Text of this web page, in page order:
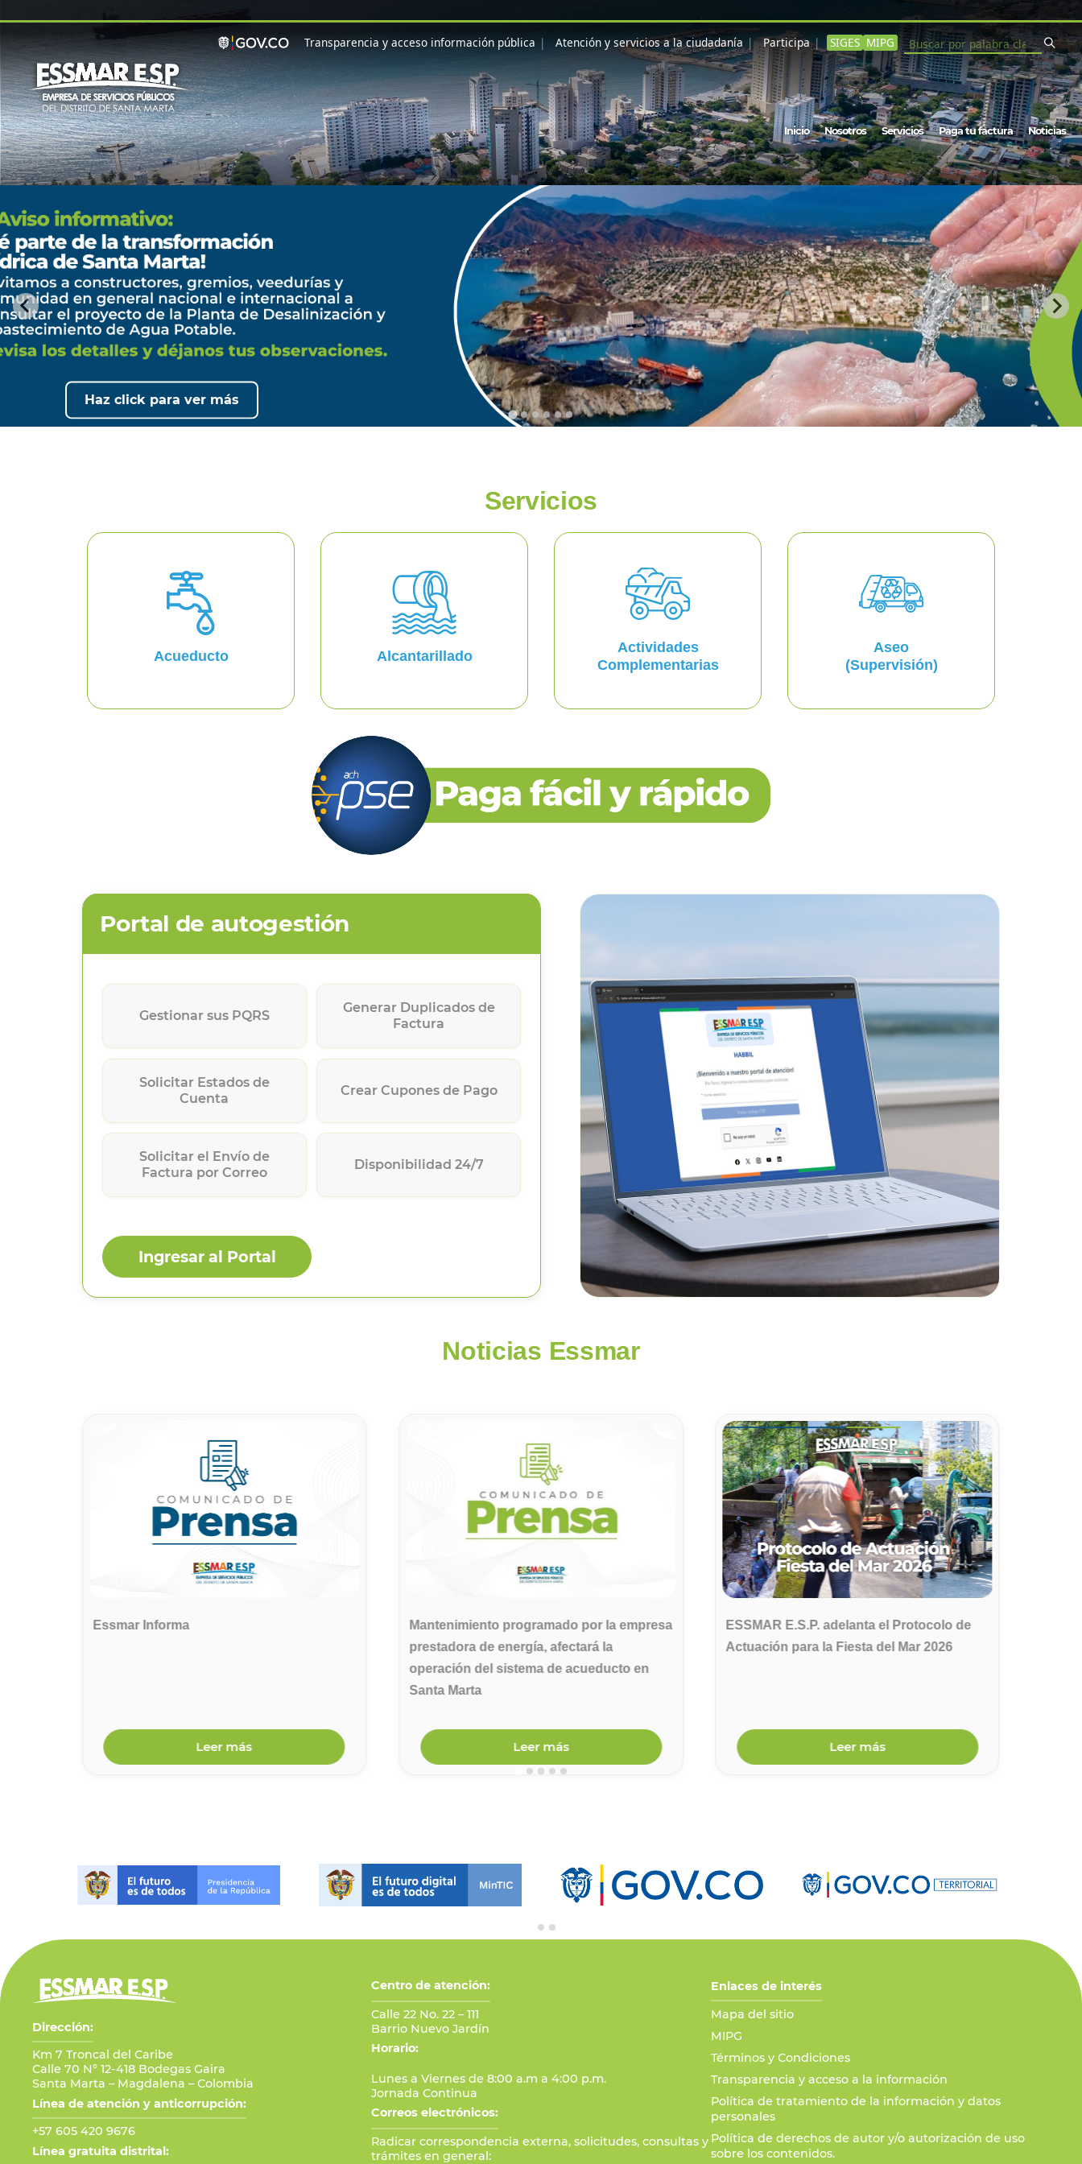
Transparencia y acceso información pública Atención y servicios a la ciudadanía Participa SIGES MIPG Buscar
Navegación principal
Inicio Nosotros Servicios Paga tu factura Noticias
Visita nuestro módulo
de transparencia y
descubre: Información
clara sobre nuestros
servicios.
diferencia
Servicios
Acueducto Alcantarillado
Actividades
Complementarias
Aseo
(Supervisión)
Portal de autogestión
Gestionar sus PQRS
Generar Duplicados de
Factura
Solicitar Estados de
Cuenta
Crear Cupones de Pago
Solicitar el Envío de
Factura por Correo
Disponibilidad 24/7
Ingresar al Portal
Noticias Essmar
Essmar Informa
Leer más
Mantenimiento programado por la empresa
prestadora de energía, afectará la
operación del sistema de acueducto en
Santa Marta
Leer más
ESSMAR E.S.P. adelanta el Protocolo de
Actuación para la Fiesta del Mar 2026
Leer más
Dirección:
Km 7 Troncal del Caribe
Calle 70 N° 12-418 Bodegas Gaira
Santa Marta – Magdalena – Colombia
Línea de atención y anticorrupción:
+57 605 420 9676
Línea gratuita distrital:
Centro de atención:
Calle 22 No. 22 – 111
Barrio Nuevo Jardín
Horario:
Lunes a Viernes de 8:00 a.m a 4:00 p.m.
Jornada Continua
Correos electrónicos:
Radicar correspondencia externa, solicitudes, consultas y
trámites en general:
Enlaces de interés
Mapa del sitio
MIPG
Términos y Condiciones
Transparencia y acceso a la información
Política de tratamiento de la información y datos
personales
Política de derechos de autor y/o autorización de uso
sobre los contenidos.